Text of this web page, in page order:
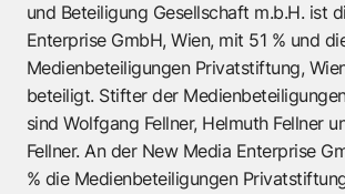
und Beteiligung Gesellschaft m.b.H. ist
Enterprise GmbH, Wien, mit 51 % und
Medienbeteiligungen Privatstiftung,
beteiligt. Stifter der
sind Wolfgang Fellner, Helmuth Fellner
Fellner. An der New Media Enterprise
% die Medienbeteiligungen